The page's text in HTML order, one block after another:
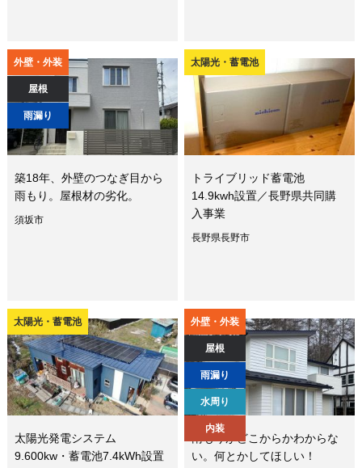
外壁・外装
屋根
雨漏り
築18年、外壁のつなぎ目から
雨もり。屋根材の劣化。
須坂市
太陽光・蓄電池
トライブリッド蓄電池
14.9kwh設置／長野県共同購
入事業
長野県長野市
太陽光・蓄電池
太陽光発電システム
9.600kw・蓄電池7.4kWh設置
外壁・外装
屋根
雨漏り
水周り
内装
雨もりがどこからかわからな
い。何とかしてほしい！